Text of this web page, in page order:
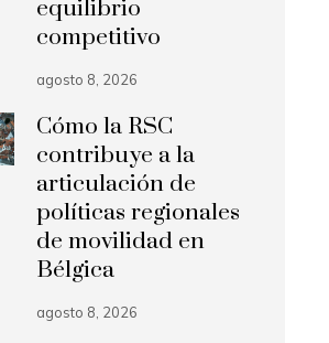
equilibrio
competitivo
agosto 8, 2026
Cómo la RSC
contribuye a la
articulación de
políticas regionales
de movilidad en
Bélgica
agosto 8, 2026